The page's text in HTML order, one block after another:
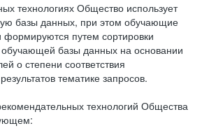
технологиях Общество использует
базы данных, при этом обучающие
формируются путем сортировки
базы данных на основании
о степени соответствия
тематике запросов.
технологий Общества